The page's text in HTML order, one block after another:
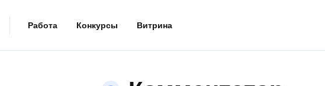
Работа Конкурсы Витрина